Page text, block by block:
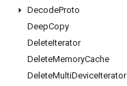
DecodeProto
DeepCopy
DeleteIterator
DeleteMemoryCache
DeleteMultiDeviceIterator